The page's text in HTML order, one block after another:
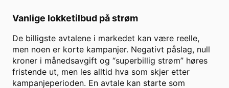
Vanlige lokketilbud på strøm
De billigste avtalene i markedet kan være reelle,
men noen er korte kampanjer. Negativt påslag, null
kroner i månedsavgift og “superbillig strøm” høres
fristende ut, men les alltid hva som skjer etter
kampanjeperioden. En avtale kan starte som